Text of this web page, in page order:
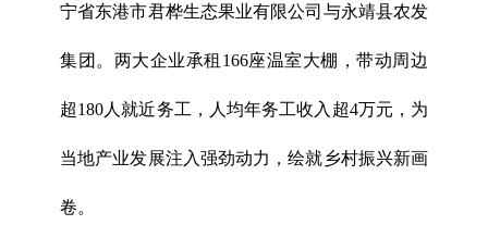
宁省东港市君桦生态果业有限公司与永靖县农发
集团。两大企业承租166座温室大棚，带动周边
超180人就近务工，人均年务工收入超4万元，为
当地产业发展注入强劲动力，绘就乡村振兴新画
卷。